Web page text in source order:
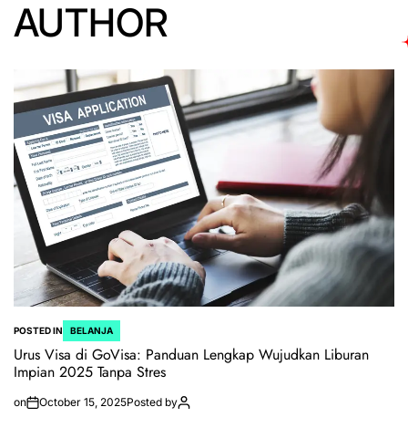
AUTHOR
POSTED IN BELANJA
Urus Visa di GoVisa: Panduan Lengkap Wujudkan Liburan
Impian 2025 Tanpa Stres
on October 15, 2025Posted by